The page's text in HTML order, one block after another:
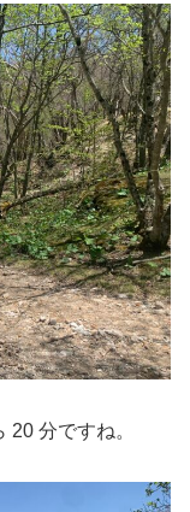
分ですね。